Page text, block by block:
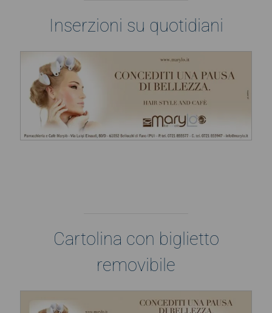
Inserzioni su quotidiani
Cartolina con biglietto
removibile